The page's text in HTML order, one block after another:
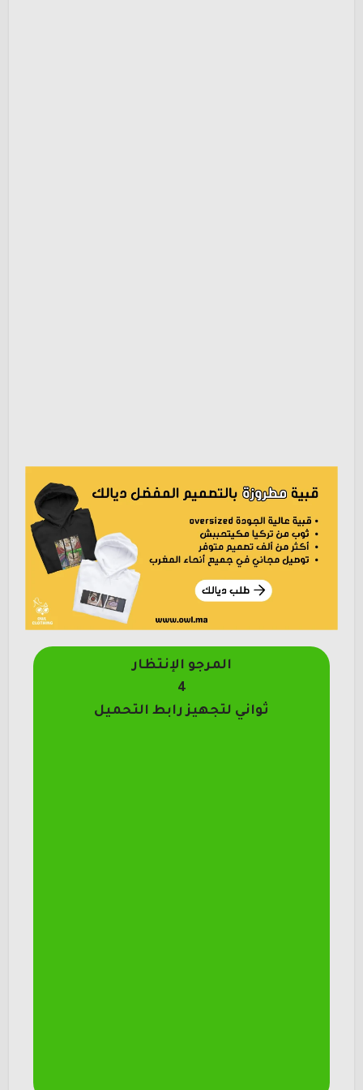
المرجو الإنتظار
4
ثواني لتجهيز رابط التحميل